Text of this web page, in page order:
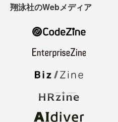
翔泳社のWebメディア